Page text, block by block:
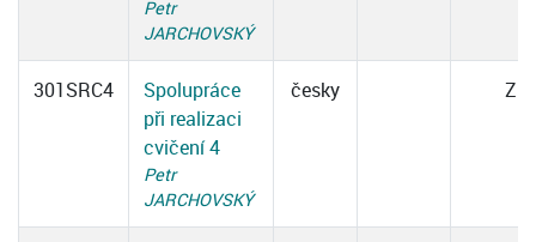
Petr
JARCHOVSKÝ
301SRC4
Spolupráce
při realizaci
cvičení 4
Petr
JARCHOVSKÝ
česky Z